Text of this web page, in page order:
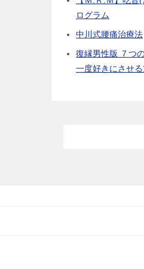
ログラム
中川式腰痛治療法
復縁男性版 ７つ
一度好きにさせ